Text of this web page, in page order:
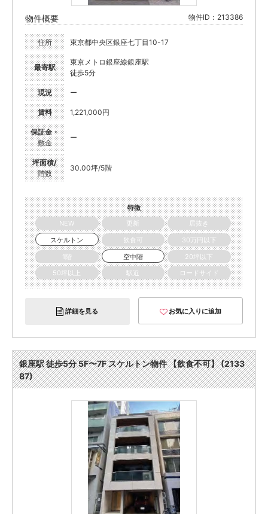
物件概要 物件ID：213386
住所 東京都中央区銀座七丁目10-17
最寄駅
東京メトロ銀座線銀座駅
徒歩5分
現況 ー
賃料 1,221,000円
保証金・
敷金
ー
坪面積/
階数
30.00坪/5階
特徴
NEW
更新
居抜き
スケルトン
飲食可
30万円以下
1階
空中階
20坪以下
50坪以上
駅近 ロードサイド
詳細を見る お気に入りに追加
銀座駅 徒歩5分 5F〜7F スケルトン物件 【飲食不可】 (2133
87)